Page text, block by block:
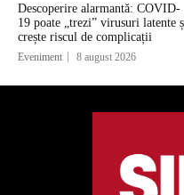
Descoperire alarmantă: COVID-
19 poate „trezi” virusuri latente
crește riscul de complicații
Eveniment 8 august 2026